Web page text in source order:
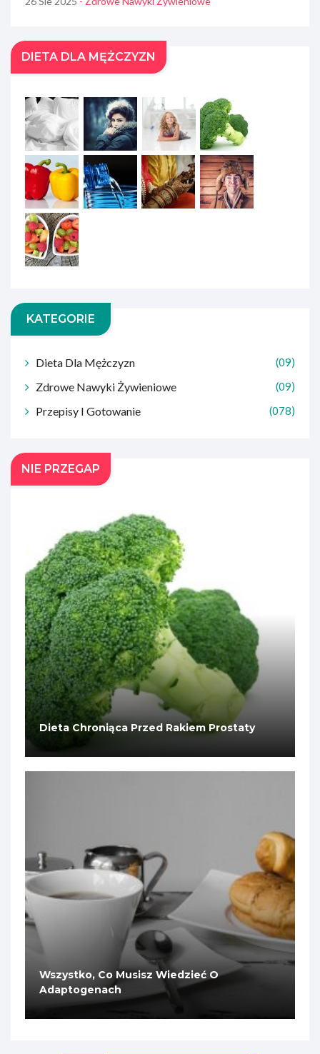
DIETA DLA MĘŻCZYZN
KATEGORIE
Dieta Dla Mężczyzn (09)
Zdrowe Nawyki Żywieniowe (09)
Przepisy I Gotowanie (078)
NIE PRZEGAP
Dieta Chroniąca Przed Rakiem Prostaty
Wszystko, Co Musisz Wiedzieć O
Adaptogenach